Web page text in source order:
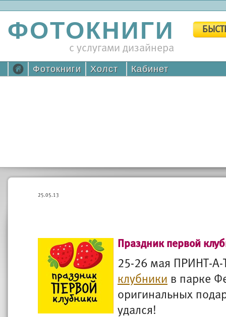
ФОТОКНИГИ
с услугами дизайнера
Фотокниги Холст Кабинет
25.05.13
Праздник первой
25-26 мая ПРИНТ-А-
клубники в парке
оригинальных
удался!